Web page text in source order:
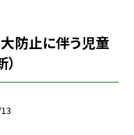
防止に伴う児童